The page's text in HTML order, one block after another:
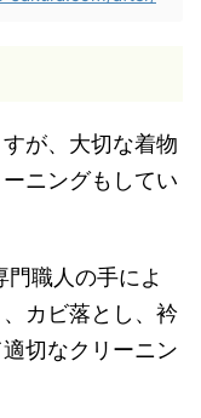
が、大切な着物
ニングもしてい
門職人の手によ
カビ落とし、衿
切なクリーニン